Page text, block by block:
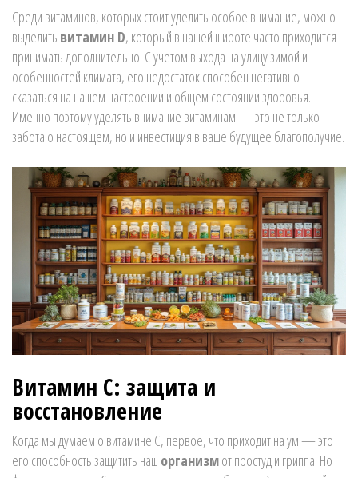
Среди витаминов, которых стоит уделить особое внимание, можно
выделить витамин D, который в нашей широте часто приходится
принимать дополнительно. С учетом выхода на улицу зимой и
особенностей климата, его недостаток способен негативно
сказаться на нашем настроении и общем состоянии здоровья.
Именно поэтому уделять внимание витаминам — это не только
забота о настоящем, но и инвестиция в ваше будущее благополучие.
Витамин C: защита и
восстановление
Когда мы думаем о витамине C, первое, что приходит на ум — это
его способность защитить наш организмот простуд и гриппа. Но